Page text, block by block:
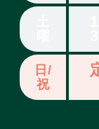
日/
祝